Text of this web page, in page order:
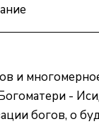
и
-
богов, о